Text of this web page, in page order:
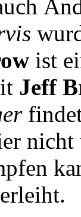
ist
Jeff
findet